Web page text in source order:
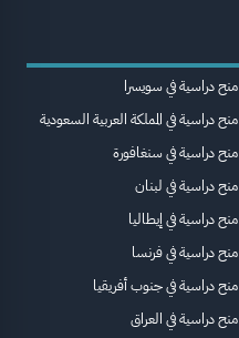
منح دراسية في سويسرا
منح دراسية في المملكة العربية السعودية
منح دراسية في سنغافورة
منح دراسية في لبنان
منح دراسية في إيطاليا
منح دراسية في فرنسا
منح دراسية في جنوب أفريقيا
منح دراسية في العراق